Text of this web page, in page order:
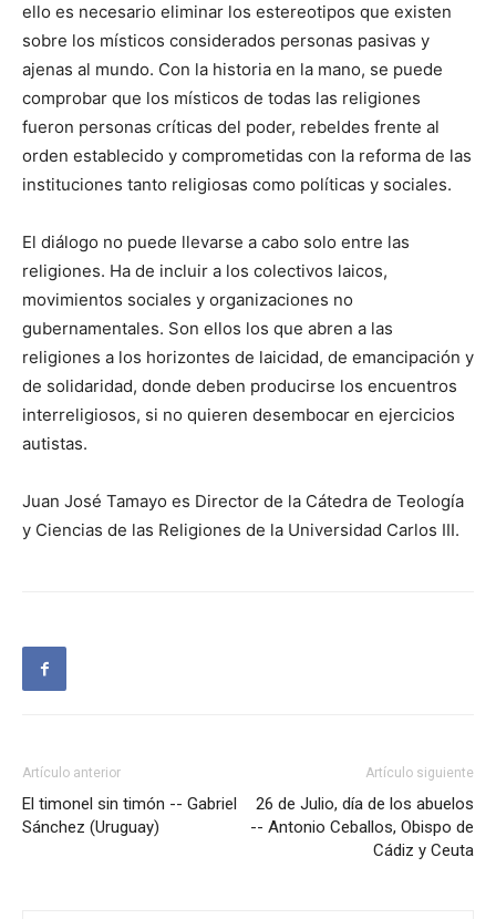
ello es necesario eliminar los estereotipos que existen
sobre los místicos considerados personas pasivas y
ajenas al mundo. Con la historia en la mano, se puede
comprobar que los místicos de todas las religiones
fueron personas críticas del poder, rebeldes frente al
orden establecido y comprometidas con la reforma de las
instituciones tanto religiosas como políticas y sociales.
El diálogo no puede llevarse a cabo solo entre las
religiones. Ha de incluir a los colectivos laicos,
movimientos sociales y organizaciones no
gubernamentales. Son ellos los que abren a las
religiones a los horizontes de laicidad, de emancipación y
de solidaridad, donde deben producirse los encuentros
interreligiosos, si no quieren desembocar en ejercicios
autistas.
Juan José Tamayo es Director de la Cátedra de Teología
y Ciencias de las Religiones de la Universidad Carlos III.
Artículo anterior
El timonel sin timón -- Gabriel
Sánchez (Uruguay)
Artículo siguiente
26 de Julio, día de los abuelos
-- Antonio Ceballos, Obispo de
Cádiz y Ceuta